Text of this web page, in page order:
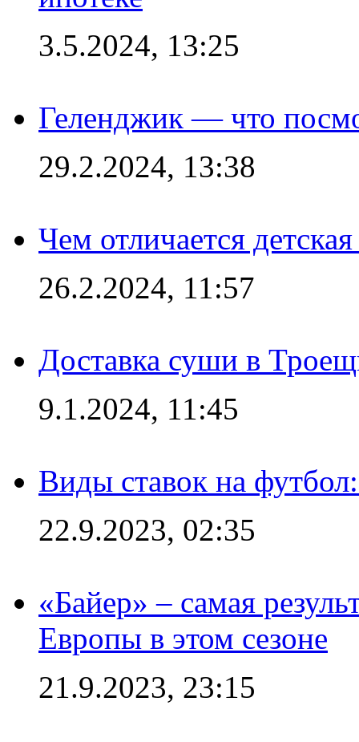
3.5.2024, 13:25
Геленджик — что
29.2.2024, 13:38
Чем отличается
26.2.2024, 11:57
Доставка суши в
9.1.2024, 11:45
Виды ставок на
22.9.2023, 02:35
«Байер» – самая
Европы в этом сезоне
21.9.2023, 23:15